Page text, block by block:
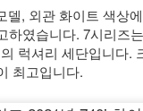
델, 외관 화이트 색상
하였습니다. 7시리즈
럭셔리 세단입니다.
최고입니다.